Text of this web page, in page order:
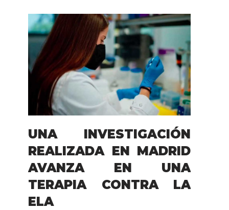
UNA INVESTIGACIÓN
REALIZADA EN MADRID
AVANZA EN UNA
TERAPIA CONTRA LA
ELA